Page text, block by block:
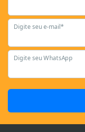
Digite seu e-mail*
Digite seu WhatsApp